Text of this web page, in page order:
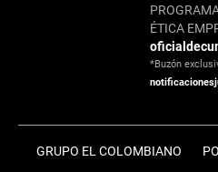
ÉTICA
*Buzón
GRUPO EL COLOMBIANO